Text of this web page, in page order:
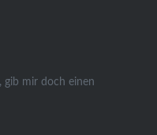
gib mir doch einen